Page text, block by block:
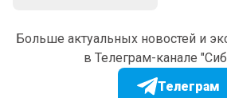
Больше актуальных новостей и
в Телеграм-канале
Телеграм